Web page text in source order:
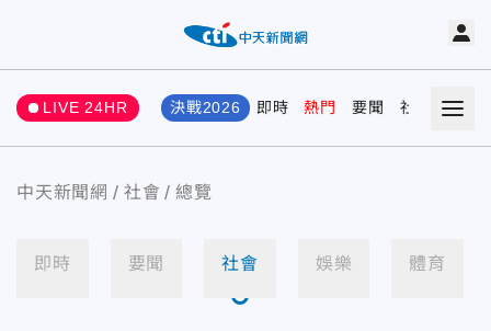
LIVE 24HR 決戰2026 即時 熱門 要聞 社會 娛樂
中天新聞網 社會 總覽
即時 要聞 社會 娛樂 體育